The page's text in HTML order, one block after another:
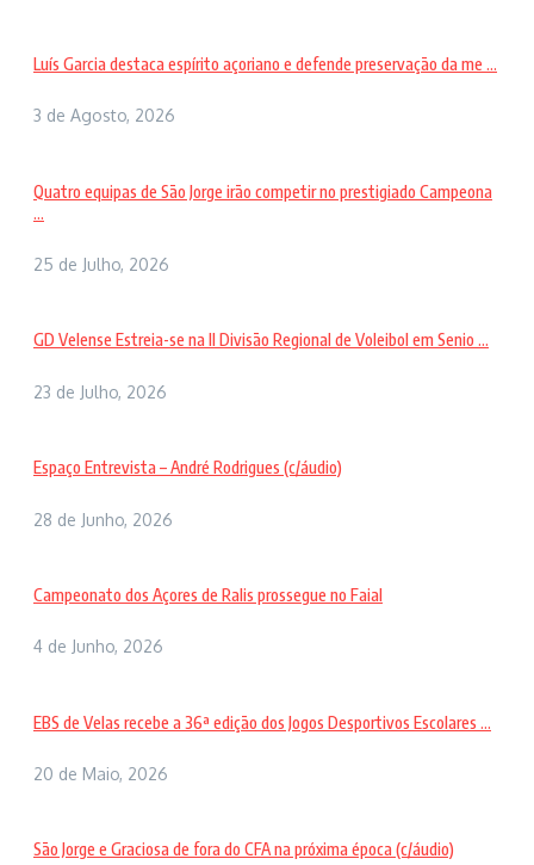
Luís Garcia destaca espírito açoriano e defende preservação da me ...
3 de Agosto, 2026
Quatro equipas de São Jorge irão competir no prestigiado Campeona
...
25 de Julho, 2026
GD Velense Estreia-se na II Divisão Regional de Voleibol em Senio ...
23 de Julho, 2026
Espaço Entrevista – André Rodrigues (c/áudio)
28 de Junho, 2026
Campeonato dos Açores de Ralis prossegue no Faial
4 de Junho, 2026
EBS de Velas recebe a 36ª edição dos Jogos Desportivos Escolares ...
20 de Maio, 2026
São Jorge e Graciosa de fora do CFA na próxima época (c/áudio)